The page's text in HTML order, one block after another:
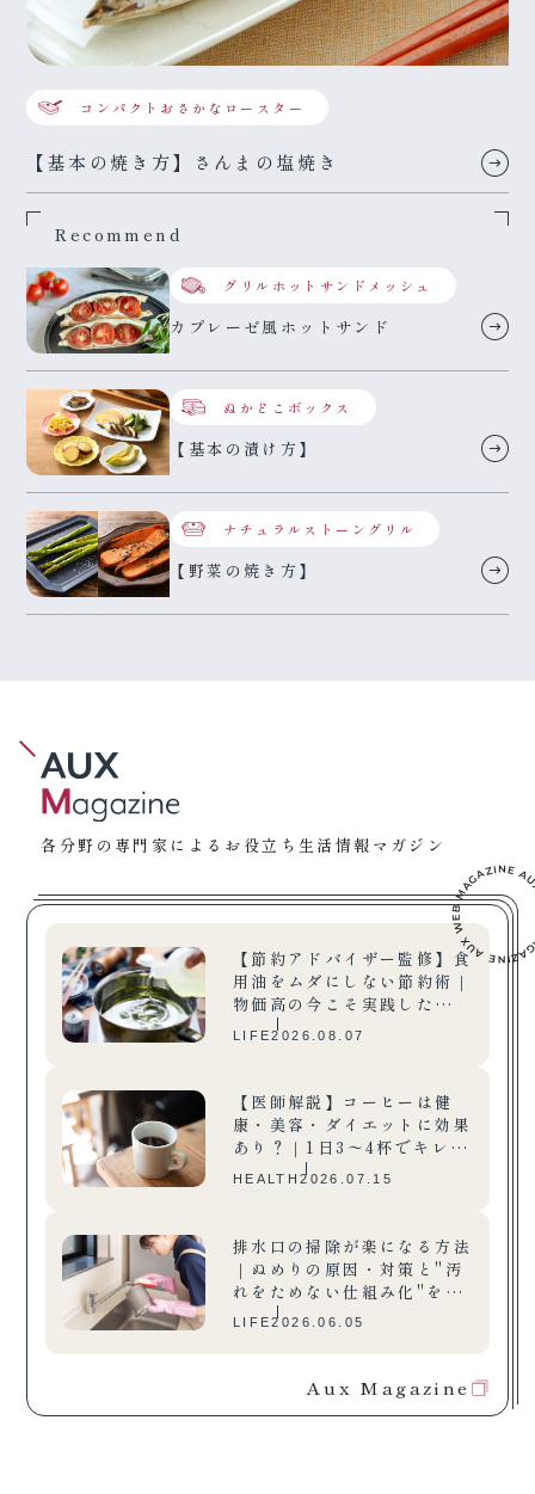
コンパクトおさかなロースター
【基本の焼き方】さんまの塩焼き
Recommend
グリルホットサンドメッシュ
カプレーゼ風ホットサンド
ぬかどこボックス
【基本の漬け方】
ナチュラルストーングリル
【野菜の焼き方】
各分野の専門家によるお役立ち生活情報マガジン
【節約アドバイザー監修】食
用油をムダにしない節約術｜
物価高の今こそ実践したい油
の再利用方法
LIFE2026.08.07
【医師解説】コーヒーは健
康・美容・ダイエットに効果
あり？｜1日3〜4杯でキレイ
も元気も
HEALTH2026.07.15
排水口の掃除が楽になる方法
｜ぬめりの原因・対策と"汚
れをためない仕組み化"を専
門家が解説
LIFE2026.06.05
Aux Magazine